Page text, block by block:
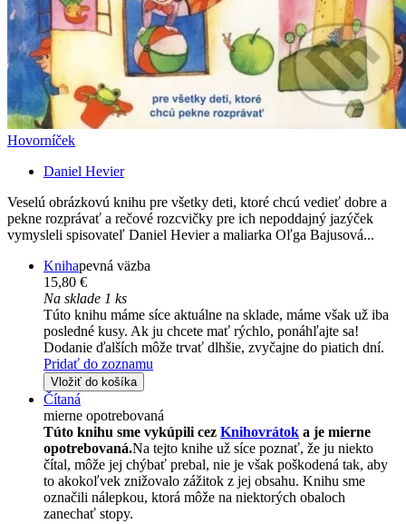
Hovorníček
Daniel Hevier
Veselú obrázkovú knihu pre všetky deti, ktoré chcú vedieť dobre a
pekne rozprávať a rečové rozcvičky pre ich nepoddajný jazýček
vymysleli spisovateľ Daniel Hevier a maliarka Oľga Bajusová...
Knihapevná väzba
15,80 €
Na sklade 1 ks
Túto knihu máme síce aktuálne na sklade, máme však už iba
posledné kusy. Ak ju chcete mať rýchlo, ponáhľajte sa!
Dodanie ďalších môže trvať dlhšie, zvyčajne do piatich dní.
Pridať do zoznamu
Vložiť do košíka
Čítaná
mierne opotrebovaná
Túto knihu sme vykúpili cez Knihovrátok a je mierne
opotrebovaná.Na tejto knihe už síce poznať, že ju niekto
čítal, môže jej chýbať prebal, nie je však poškodená tak, aby
to akokoľvek znižovalo zážitok z jej obsahu. Knihu sme
označili nálepkou, ktorá môže na niektorých obaloch
zanechať stopy.